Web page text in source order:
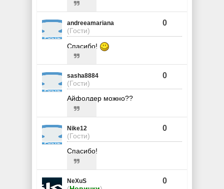
andreeamariana
(Гости)
0
Спасибо!
sasha8884
(Гости)
0
Айфолдер можно??
Nike12
(Гости)
0
Спасибо!
NeXuS 0